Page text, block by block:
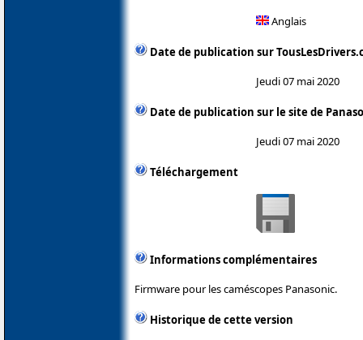
Anglais
Date de publication sur
Jeudi 07 mai 2020
Date de publication sur le site de
Jeudi 07 mai 2020
Téléchargement
Informations complémentaires
Firmware pour les caméscopes Panasonic.
Historique de cette version